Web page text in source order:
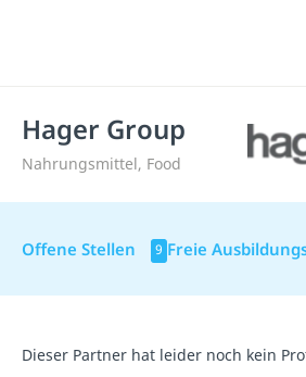
Hager Group
Nahrungsmittel, Food
Offene Stellen 9 Freie
Dieser Partner hat leider noch kein